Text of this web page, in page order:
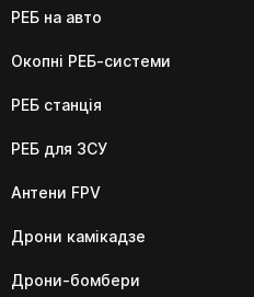
РЕБ на авто
Окопні РЕБ-системи
РЕБ станція
РЕБ для ЗСУ
Антени FPV
Дрони камікадзе
Дрони-бомбери